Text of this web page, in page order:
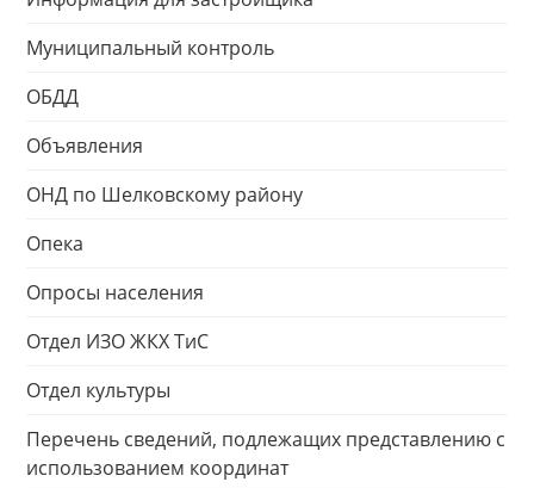
Муниципальный контроль
ОБДД
Объявления
ОНД по Шелковскому району
Опека
Опросы населения
Отдел ИЗО ЖКХ ТиС
Отдел культуры
Перечень сведений, подлежащих представлению с
использованием координат